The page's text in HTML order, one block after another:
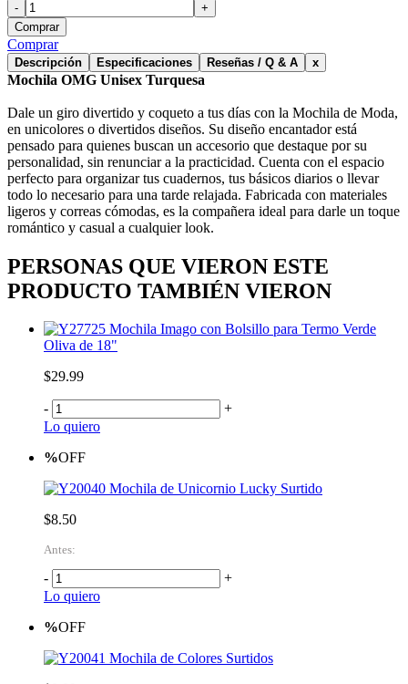
-
+
Comprar
Comprar
Descripción Especificaciones Reseñas / Q & A x
Mochila OMG Unisex Turquesa
Dale un giro divertido y coqueto a tus días con la Mochila de Moda,
en unicolores o divertidos diseños. Su diseño encantador está
pensado para quienes buscan un accesorio que destaque por su
personalidad, sin renunciar a la practicidad. Cuenta con el espacio
perfecto para organizar tus cuadernos, tus básicos diarios o llevar
todo lo necesario para una tarde relajada. Fabricada con materiales
ligeros y correas cómodas, es la compañera ideal para darle un toque
romántico y casual a cualquier look.
PERSONAS QUE VIERON ESTE
PRODUCTO TAMBIÉN VIERON
Mochila Imago con Bolsillo para Termo Verde
Oliva de 18"
$29.99
-
+
Lo quiero
%OFF
Mochila de Unicornio Lucky Surtido
$8.50
Antes:
-
+
Lo quiero
%OFF
Mochila de Colores Surtidos